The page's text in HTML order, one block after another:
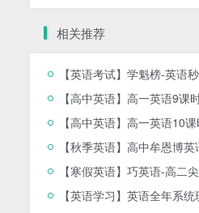
相关推荐
【英语考试】学魁榜-英语
【高中英语】高一英语9课
【高中英语】高一英语10
【秋季英语】高中牟恩博
【寒假英语】巧英语-高二
【英语学习】英语全年系